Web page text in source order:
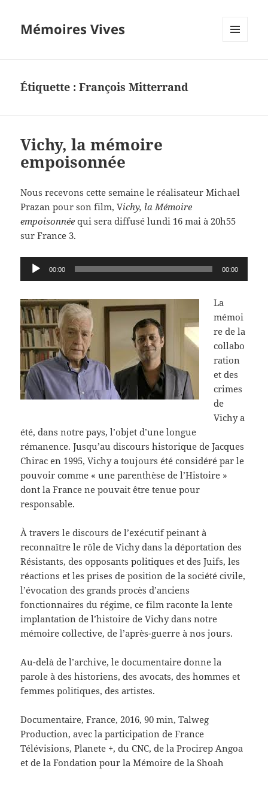
Mémoires Vives
Étiquette :François Mitterrand
Vichy, la mémoire
empoisonnée
Nous recevons cette semaine le réalisateur Michael
Prazan pour son film, Vichy, la Mémoire
empoisonnée qui sera diffusé lundi 16 mai à 20h55
sur France 3.
Lecteur
audio
00:00 00:00
La
mémoi
re de la
collabo
ration
et des
crimes
de
Vichy a
été, dans notre pays, l’objet d’une longue
rémanence. Jusqu’au discours historique de Jacques
Chirac en 1995, Vichy a toujours été considéré par le
pouvoir comme « une parenthèse de l’Histoire »
dont la France ne pouvait être tenue pour
responsable.
À travers le discours de l’exécutif peinant à
reconnaître le rôle de Vichy dans la déportation des
Résistants, des opposants politiques et des Juifs, les
réactions et les prises de position de la société civile,
l’évocation des grands procès d’anciens
fonctionnaires du régime, ce film raconte la lente
implantation de l’histoire de Vichy dans notre
mémoire collective, de l’après-guerre à nos jours.
Au-delà de l’archive, le documentaire donne la
parole à des historiens, des avocats, des hommes et
femmes politiques, des artistes.
Documentaire, France, 2016, 90 min, Talweg
Production, avec la participation de France
Télévisions, Planete +, du CNC, de la Procirep Angoa
et de la Fondation pour la Mémoire de la Shoah